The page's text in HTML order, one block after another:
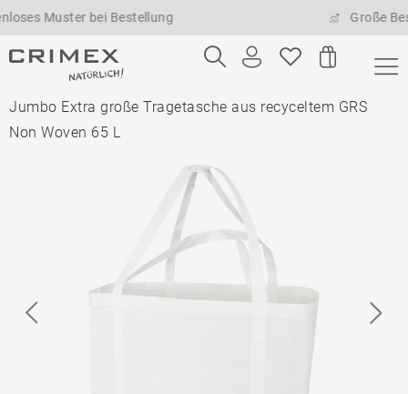
bei Bestellung Große
Jumbo Extra große Tragetasche aus recyceltem GRS
Non Woven 65 L